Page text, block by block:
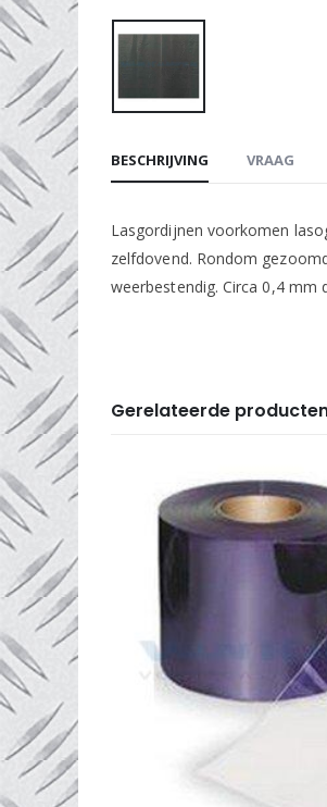
BESCHRIJVING VRAAG
Lasgordijnen voorkomen
zelfdovend. Rondom
weerbestendig. Circa 0,4 mm
Gerelateerde